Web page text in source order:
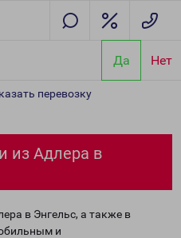
Да Нет
перевозку
из Адлера в
в Энгельс, а также в
и